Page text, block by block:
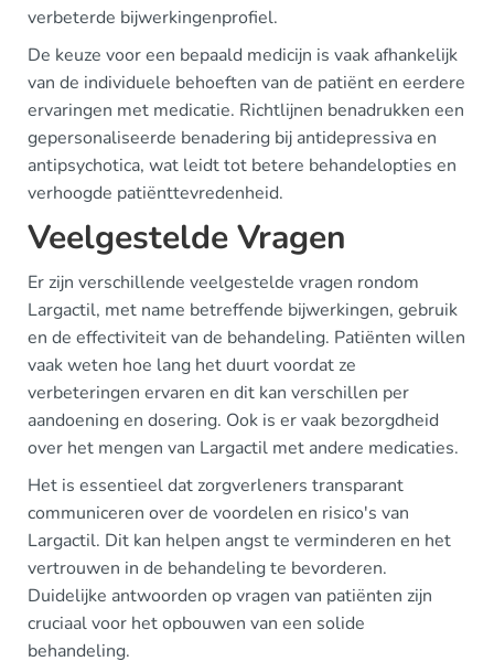
verbeterde bijwerkingenprofiel.
De keuze voor een bepaald medicijn is vaak afhankelijk
van de individuele behoeften van de patiënt en eerdere
ervaringen met medicatie. Richtlijnen benadrukken een
gepersonaliseerde benadering bij antidepressiva en
antipsychotica, wat leidt tot betere behandelopties en
verhoogde patiënttevredenheid.
Veelgestelde Vragen
Er zijn verschillende veelgestelde vragen rondom
Largactil, met name betreffende bijwerkingen, gebruik
en de effectiviteit van de behandeling. Patiënten willen
vaak weten hoe lang het duurt voordat ze
verbeteringen ervaren en dit kan verschillen per
aandoening en dosering. Ook is er vaak bezorgdheid
over het mengen van Largactil met andere medicaties.
Het is essentieel dat zorgverleners transparant
communiceren over de voordelen en risico's van
Largactil. Dit kan helpen angst te verminderen en het
vertrouwen in de behandeling te bevorderen.
Duidelijke antwoorden op vragen van patiënten zijn
cruciaal voor het opbouwen van een solide
behandeling.